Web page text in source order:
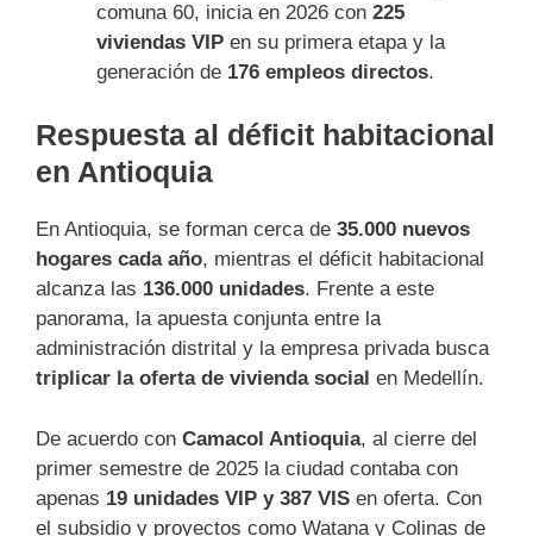
comuna 60, inicia en 2026 con 225
viviendas VIP en su primera etapa y la
generación de 176 empleos directos.
Respuesta al déficit habitacional
en Antioquia
En Antioquia, se forman cerca de 35.000 nuevos
hogares cada año, mientras el déficit habitacional
alcanza las 136.000 unidades. Frente a este
panorama, la apuesta conjunta entre la
administración distrital y la empresa privada busca
triplicar la oferta de vivienda social en Medellín.
De acuerdo con Camacol Antioquia, al cierre del
primer semestre de 2025 la ciudad contaba con
apenas 19 unidades VIP y 387 VIS en oferta. Con
el subsidio y proyectos como Watana y Colinas de